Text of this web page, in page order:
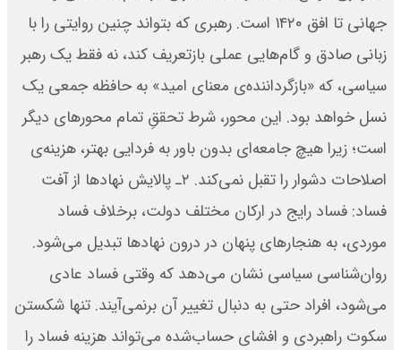
جهانی تا افق ۱۴۲۰ است. رهبری که بتواند چنین روایتی را با
زبانی صادق و گام‌هایی عملی بازتعریف کند، نه فقط یک رهبر
سیاسی، که «بازگرداننده‌ی معنای امید» به حافظه جمعی یک
نسل خواهد بود. این محور، شرط تحققِ تمام محورهای دیگر
است؛ زیرا هیچ جامعه‌ای بدون باور به فردایی بهتر، هزینه‌ی
اصلاحات دشوار را تقبل نمی‌کند. ۲ـ پالایش نهادها از آفت
فساد: فساد رایج در ارکان مختلف دولت، برخلاف فساد
موردی، به هنجارهای پنهان در درون نهادها تبدیل می‌شود.
روان‌شناسی سیاسی نشان می‌دهد که وقتی فساد عادی
می‌شود، افراد حتی به دنبال تغییر آن برنمی‌آیند. تنها شکستن
سکوت راهبردی و افشای حساب‌شده می‌تواند هزینه فساد را